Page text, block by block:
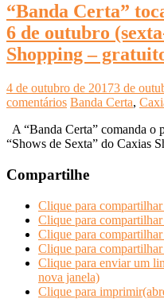
“Banda Certa”
6 de outubro
Shopping –
4 de outubro de 20173 de
comentários Banda Certa,
A “Banda Certa” comanda o
“Shows de Sexta” do Caxias
Compartilhe
Clique para
Clique para
Clique para
Clique para
Clique para enviar um
nova janela)
Clique para